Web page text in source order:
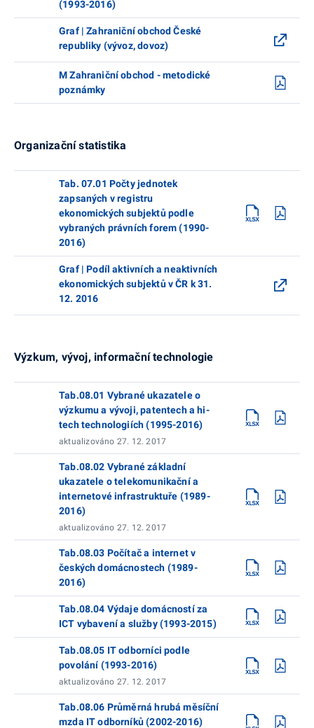
(1993-2016)
Graf | Zahraniční obchod České
republiky (vývoz, dovoz)
M Zahraniční obchod - metodické
poznámky
Organizační statistika
Tab. 07.01 Počty jednotek
zapsaných v registru
ekonomických subjektů podle
vybraných právních forem (1990-
2016)
Graf | Podíl aktivních a neaktivních
ekonomických subjektů v ČR k 31.
12. 2016
Výzkum, vývoj, informační technologie
Tab.08.01 Vybrané ukazatele o
výzkumu a vývoji, patentech a hi-
tech technologiích (1995-2016)
aktualizováno 27. 12. 2017
Tab.08.02 Vybrané základní
ukazatele o telekomunikační a
internetové infrastruktuře (1989-
2016)
aktualizováno 27. 12. 2017
Tab.08.03 Počítač a internet v
českých domácnostech (1989-
2016)
Tab.08.04 Výdaje domácností za
ICT vybavení a služby (1993-2015)
Tab.08.05 IT odborníci podle
povolání (1993-2016)
aktualizováno 27. 12. 2017
Tab.08.06 Průměrná hrubá měsíční
mzda IT odborníků (2002-2016)